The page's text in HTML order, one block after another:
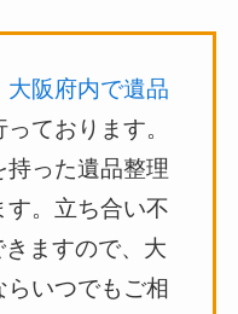
大阪府内で遺品
ております。
った遺品整理
。立ち合い不
ますので、大
らいつでもご相